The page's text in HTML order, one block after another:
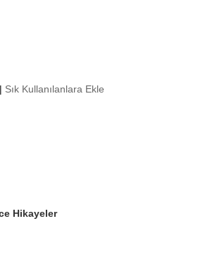
| Sık Kullanılanlara Ekle
Hikayeler